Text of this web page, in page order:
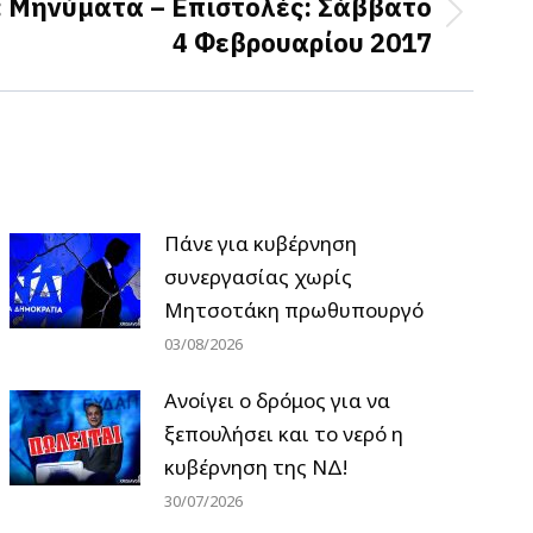
4 Φεβρουαρίου 2017
Πάνε για κυβέρνηση
συνεργασίας χωρίς
Μητσοτάκη πρωθυπουργό
03/08/2026
Ανοίγει ο δρόμος για να
ξεπουλήσει και το νερό η
κυβέρνηση της ΝΔ!
30/07/2026